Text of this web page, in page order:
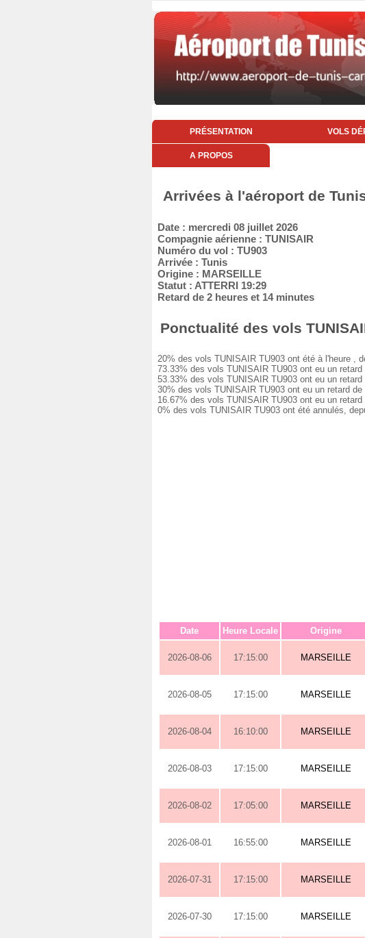
PRÉSENTATION VOLS
A PROPOS
Arrivées à l'aéroport de
Date : mercredi 08 juillet 2026
Compagnie aérienne : TUNISAIR
Numéro du vol : TU903
Arrivée : Tunis
Origine : MARSEILLE
Statut : ATTERRI 19:29
Retard de 2 heures et 14 minutes
Ponctualité des vols
20% des vols TUNISAIR TU903 ont été à l'heure ,
73.33% des vols TUNISAIR TU903 ont eu un
53.33% des vols TUNISAIR TU903 ont eu un
30% des vols TUNISAIR TU903 ont eu un retard
16.67% des vols TUNISAIR TU903 ont eu un
0% des vols TUNISAIR TU903 ont été annulés,
Date Heure Locale Origine
2026-08-06 17:15:00 MARSEILLE
2026-08-05 17:15:00 MARSEILLE
2026-08-04 16:10:00 MARSEILLE
2026-08-03 17:15:00 MARSEILLE
2026-08-02 17:05:00 MARSEILLE
2026-08-01 16:55:00 MARSEILLE
2026-07-31 17:15:00 MARSEILLE
2026-07-30 17:15:00 MARSEILLE